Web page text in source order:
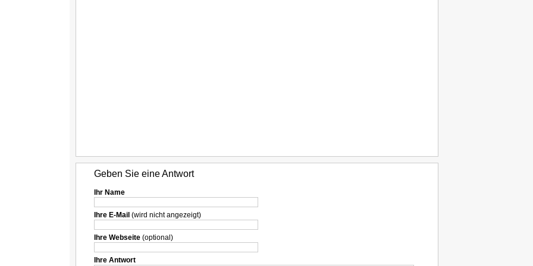
Geben Sie eine Antwort
Ihr Name
Ihre E-Mail (wird nicht angezeigt)
Ihre Webseite(optional)
Ihre Antwort